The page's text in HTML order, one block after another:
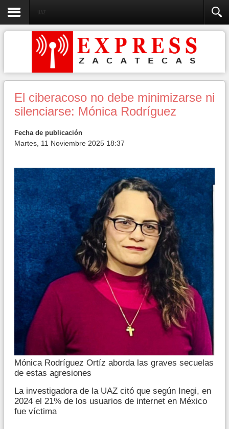
UAZ
El ciberacoso no debe minimizarse ni
silenciarse: Mónica Rodríguez
Fecha de publicación
Martes, 11 Noviembre 2025 18:37
Mónica Rodríguez Ortíz aborda las graves secuelas
de estas agresiones
La investigadora de la UAZ citó que según Inegi, en
2024 el 21% de los usuarios de internet en México
fue víctima